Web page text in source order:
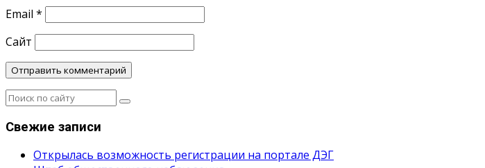
Email *
Сайт
Свежие записи
Открылась возможность регистрации на портале ДЭГ